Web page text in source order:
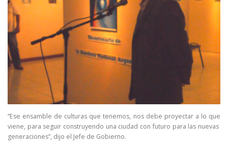
“Ese ensamble de culturas que tenemos, nos debe proyectar a lo que
viene, para seguir construyendo una ciudad con futuro para las nuevas
generaciones”, dijo el Jefe de Gobierno.